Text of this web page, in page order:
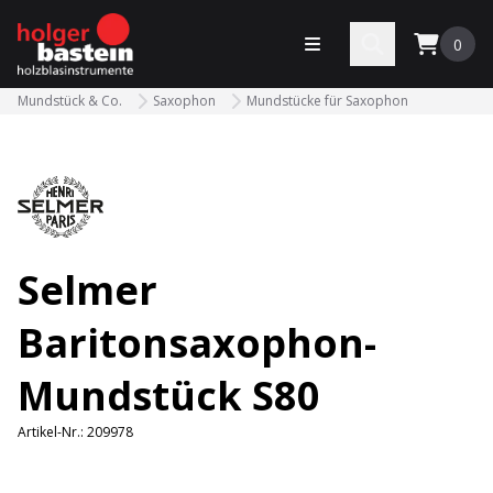
bastein
Menü öffnen 0
Mundstück & Co. Saxophon Mundstücke für Saxophon
Selmer
Baritonsaxophon-
Mundstück S80
Artikel-Nr.: 209978